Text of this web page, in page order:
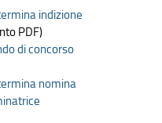
indizione
PDF)
di concorso
nomina